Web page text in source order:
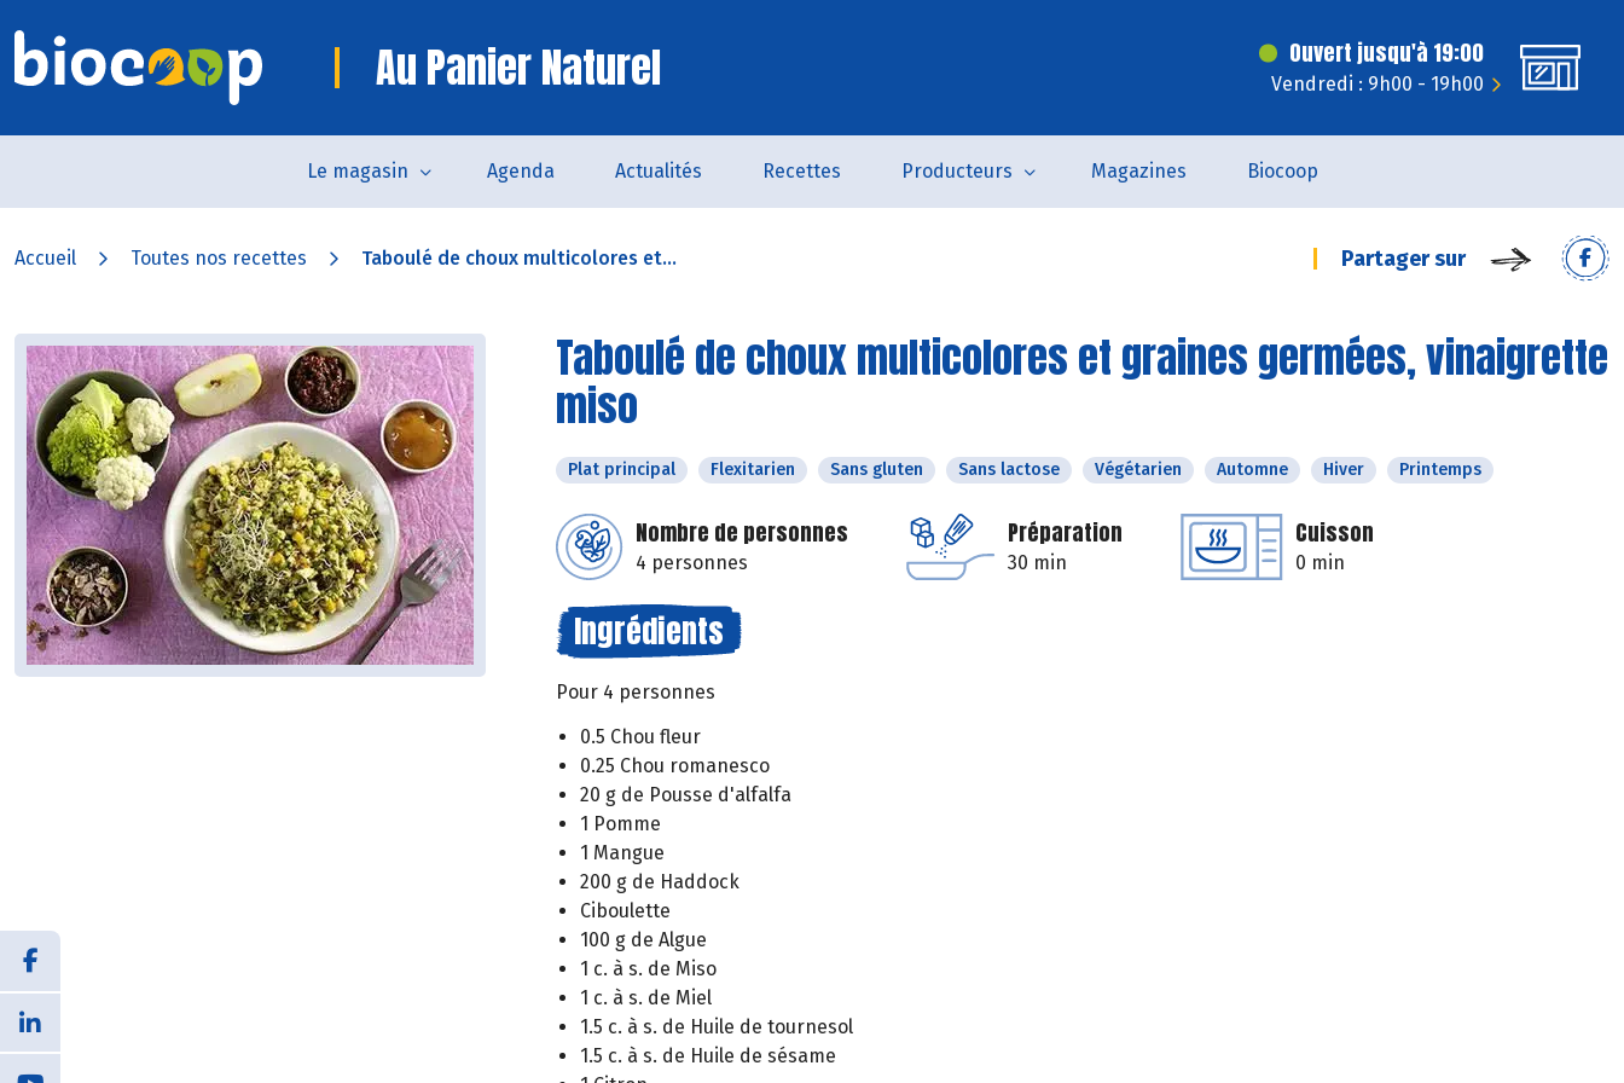
Au Panier Naturel Ouvert jusqu'à 19:00
Vendredi : 9h00 - 19h00
Le magasin Agenda Actualités Recettes Producteurs Magazines Biocoop
Accueil Toutes nos recettes Taboulé de choux multicolores et... Partager sur
Taboulé de choux multicolores et graines germées, vinaigrette
miso
Plat principal Flexitarien Sans gluten Sans lactose Végétarien Automne Hiver Printemps
Nombre de personnes
4 personnes
Préparation
30 min
Cuisson
0 min
Ingrédients
Pour 4 personnes
0.5 Chou fleur
0.25 Chou romanesco
20 g de Pousse d'alfalfa
1 Pomme
1 Mangue
200 g de Haddock
Ciboulette
100 g de Algue
1 c. à s. de Miso
1 c. à s. de Miel
1.5 c. à s. de Huile de tournesol
1.5 c. à s. de Huile de sésame